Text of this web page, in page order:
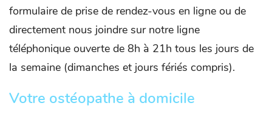
formulaire de prise de rendez-vous en ligne ou de
directement nous joindre sur notre ligne
téléphonique ouverte de 8h à 21h tous les jours de
la semaine (dimanches et jours fériés compris).
Votre ostéopathe à domicile